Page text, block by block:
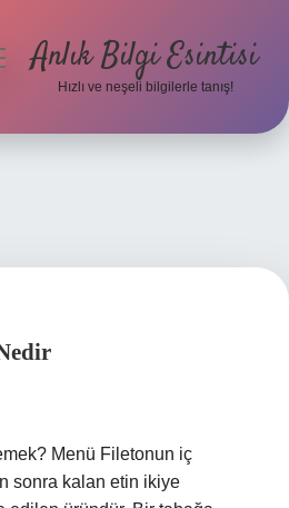
Anlık Bilgi Esintisi
Hızlı ve neşeli bilgilerle tanış!
Menü Filetonun iç
sonra kalan etin ikiye